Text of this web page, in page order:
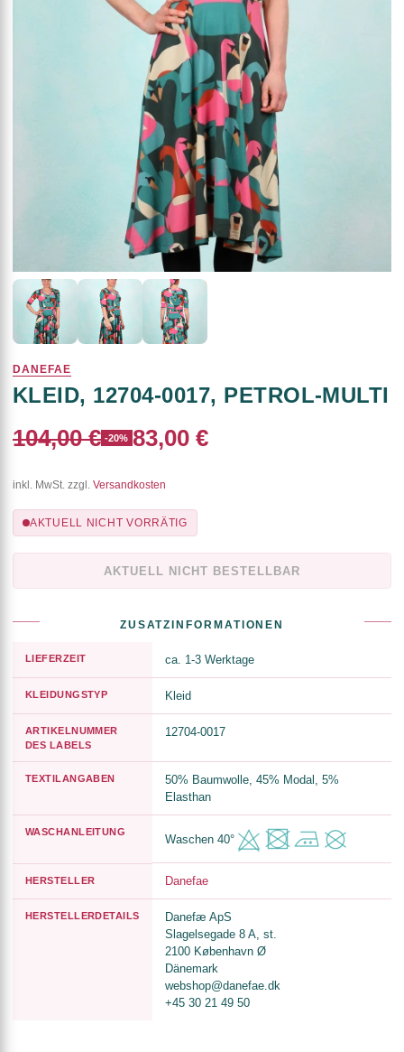
DANEFAE
KLEID, 12704-0017, PETROL-MULTI
104,00 € -20% 83,00 €
inkl. MwSt. zzgl. Versandkosten
AKTUELL NICHT VORRÄTIG
AKTUELL NICHT BESTELLBAR
ZUSATZINFORMATIONEN
LIEFERZEIT ca. 1-3 Werktage
KLEIDUNGSTYP Kleid
ARTIKELNUMMER
DES LABELS
12704-0017
TEXTILANGABEN
50% Baumwolle, 45% Modal, 5%
Elasthan
WASCHANLEITUNG
Waschen 40°
HERSTELLER Danefae
HERSTELLERDETAILS
Danefæ ApS
Slagelsegade 8 A, st.
2100 København Ø
Dänemark
webshop@danefae.dk
+45 30 21 49 50